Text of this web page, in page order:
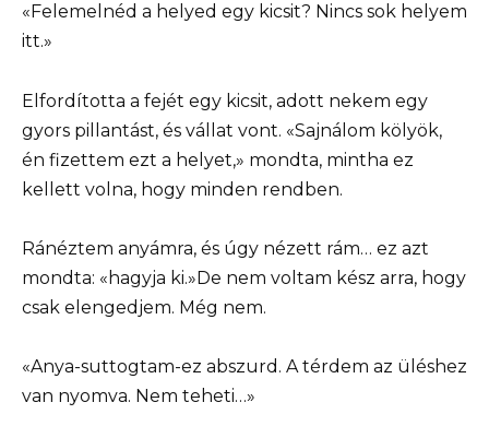
«Felemelnéd a helyed egy kicsit? Nincs sok helyem
itt.»
Elfordította a fejét egy kicsit, adott nekem egy
gyors pillantást, és vállat vont. «Sajnálom kölyök,
én fizettem ezt a helyet,» mondta, mintha ez
kellett volna, hogy minden rendben.
Ránéztem anyámra, és úgy nézett rám… ez azt
mondta: «hagyja ki.»De nem voltam kész arra, hogy
csak elengedjem. Még nem.
«Anya-suttogtam-ez abszurd. A térdem az üléshez
van nyomva. Nem teheti…»